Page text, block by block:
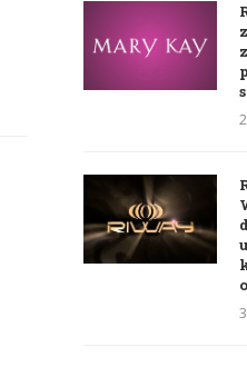
Równowaga w życiu
równowadze